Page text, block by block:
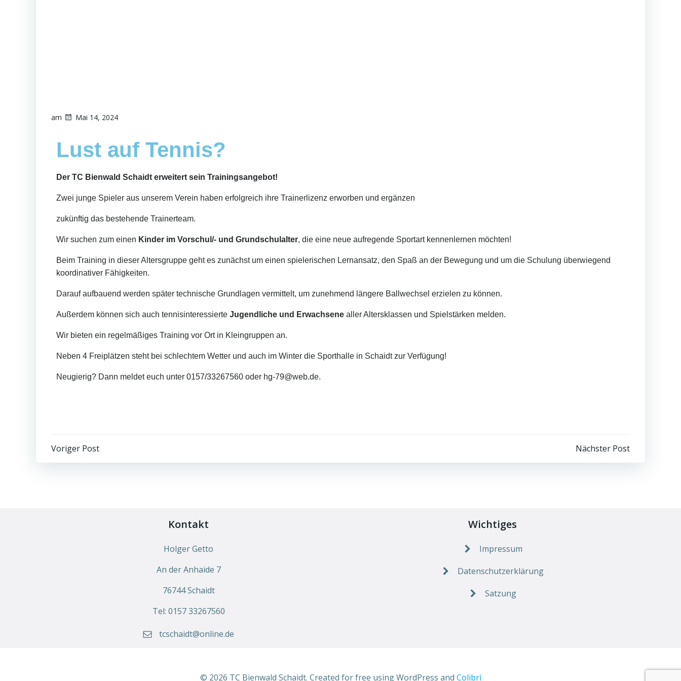
am Mai 14, 2024
Lust auf Tennis?
Der TC Bienwald Schaidt erweitert sein Trainingsangebot!
Zwei junge Spieler aus unserem Verein haben erfolgreich ihre Trainerlizenz erworben und ergänzen
zukünftig das bestehende Trainerteam.
Wir suchen zum einen Kinder im Vorschul/- und Grundschulalter, die eine neue aufregende Sportart kennenlernen möchten!
Beim Training in dieser Altersgruppe geht es zunächst um einen spielerischen Lernansatz, den Spaß an der Bewegung und um die Schulung überwiegend
koordinativer Fähigkeiten.
Darauf aufbauend werden später technische Grundlagen vermittelt, um zunehmend längere Ballwechsel erzielen zu können.
Außerdem können sich auch tennisinteressierte Jugendliche und Erwachsene aller Altersklassen und Spielstärken melden.
Wir bieten ein regelmäßiges Training vor Ort in Kleingruppen an.
Neben 4 Freiplätzen steht bei schlechtem Wetter und auch im Winter die Sporthalle in Schaidt zur Verfügung!
Neugierig? Dann meldet euch unter 0157/33267560 oder hg-79@web.de.
Voriger Post Nächster Post
Kontakt
Holger Getto
An der Anhaide 7
76744 Schaidt
Tel: 0157 33267560
tcschaidt@online.de
Wichtiges
Impressum
Datenschutzerklärung
Satzung
© 2026 TC Bienwald Schaidt. Created for free using WordPress and Colibri